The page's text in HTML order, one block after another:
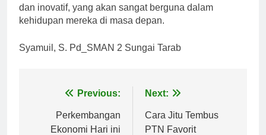
dan inovatif, yang akan sangat berguna dalam
kehidupan mereka di masa depan.
Syamuil, S. Pd_SMAN 2 Sungai Tarab
navigation
Previous:
Perkembangan
Ekonomi Hari ini
Next:
Cara Jitu Tembus
PTN Favorit